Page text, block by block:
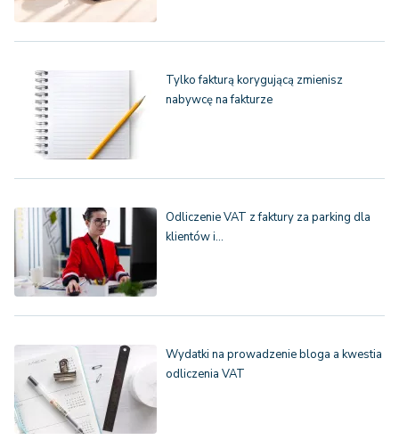
Tylko fakturą korygującą zmienisz
nabywcę na fakturze
Odliczenie VAT z faktury za parking dla
klientów i…
Wydatki na prowadzenie bloga a kwestia
odliczenia VAT